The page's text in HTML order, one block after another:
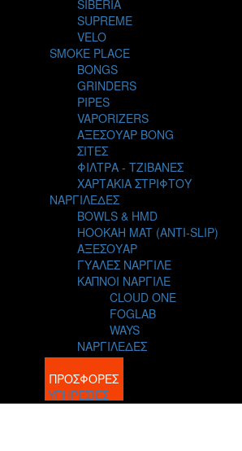
SIBERIA
SUPREME
VELO
SMOKE PLACE
BONGS
GRINDERS
PIPES
VAPORIZERS
ΑΞΕΣΟΥΑΡ BONG
ΣΙΤΕΣ
ΦΙΛΤΡΑ - ΤΖΙΒΑΝΕΣ
ΧΑΡΤΑΚΙΑ ΣΤΡΙΦΤΟΥ
ΝΑΡΓΙΛΕΔΕΣ
BOWLS & HMD
HOOKAH MAT (ANTI-SLIP)
ΑΞΕΣΟΥΑΡ
ΓΥΑΛΕΣ ΝΑΡΓΙΛΕ
ΚΑΠΝΟΙ ΝΑΡΓΙΛΕ
CLOUD ONE
FOGLAB
WAYS
ΝΑΡΓΙΛΕΔΕΣ
BLOG
ΠΡΟΣΦΟΡΕΣ
ΥΠΗΡΕΣΙΕΣ